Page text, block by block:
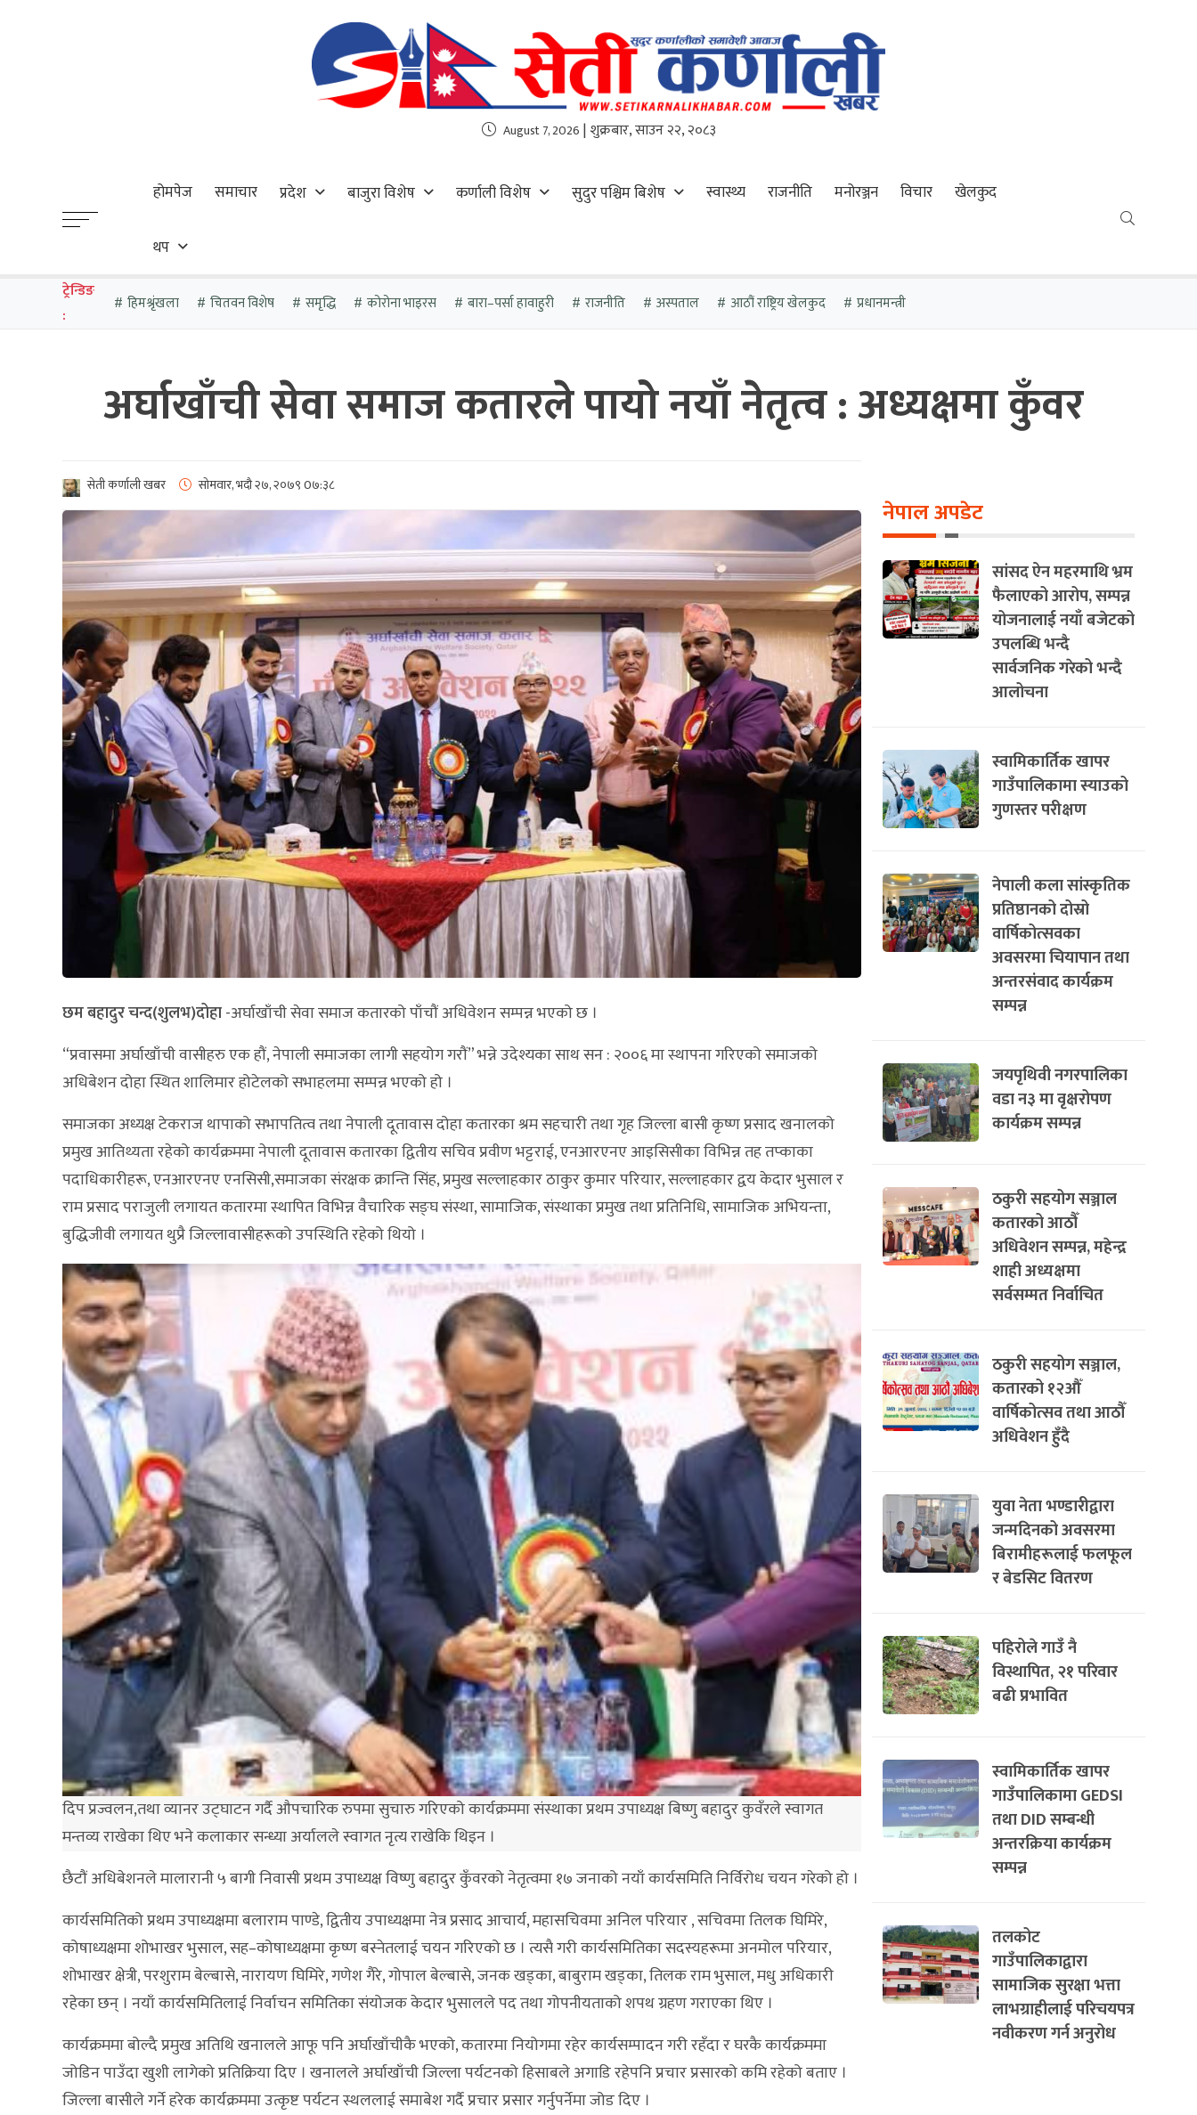
August 7, 2026 | शुक्रबार, साउन २२, २०८३
होमपेज समाचार प्रदेश बाजुरा विशेष कर्णाली विशेष सुदुर पश्चिम बिशेष स्वास्थ्य राजनीति मनोरञ्जन विचार खेलकुद
थप
ट्रेन्डिङ
:
हिमश्रृंखला चितवन विशेष समृद्धि कोरोना भाइरस बारा–पर्सा हावाहुरी राजनीति अस्पताल आठौं राष्ट्रिय खेलकुद प्रधानमन्त्री
अर्घाखाँची सेवा समाज कतारले पायो नयाँ नेतृत्व : अध्यक्षमा कुँवर
सेती कर्णाली खबर सोमवार, भदौ २७, २०७९0७:३८
छम बहादुर चन्द(शुलभ)दोहा-अर्घाखाँची सेवा समाज कतारको पाँचौं अधिवेशन सम्पन्न भएको छ ।
“प्रवासमा अर्घाखाँची वासीहरु एक हौं, नेपाली समाजका लागी सहयोग गरौं” भन्ने उदेश्यका साथ सन : २००६ मा स्थापना गरिएको समाजको
अधिबेशन दोहा स्थित शालिमार होटेलको सभाहलमा सम्पन्न भएको हो ।
समाजका अध्यक्ष टेकराज थापाको सभापतित्व तथा नेपाली दूतावास दोहा कतारका श्रम सहचारी तथा गृह जिल्ला बासी कृष्ण प्रसाद खनालको
प्रमुख आतिथ्यता रहेको कार्यक्रममा नेपाली दूतावास कतारका द्वितीय सचिव प्रवीण भट्टराई, एनआरएनए आइसिसीका विभिन्न तह तप्काका
पदाधिकारीहरू, एनआरएनए एनसिसी,समाजका संरक्षक क्रान्ति सिंह, प्रमुख सल्लाहकार ठाकुर कुमार परियार, सल्लाहकार द्वय केदार भुसाल र
राम प्रसाद पराजुली लगायत कतारमा स्थापित विभिन्न वैचारिक सङ्घ संस्था, सामाजिक, संस्थाका प्रमुख तथा प्रतिनिधि, सामाजिक अभियन्ता,
बुद्धिजीवी लगायत थुप्रै जिल्लावासीहरूको उपस्थिति रहेको थियो ।
दिप प्रज्वलन,तथा व्यानर उट्घाटन गर्दै औपचारिक रुपमा सुचारु गरिएको कार्यक्रममा संस्थाका प्रथम उपाध्यक्ष बिष्णु बहादुर कुवँरले स्वागत
मन्तव्य राखेका थिए भने कलाकार सन्ध्या अर्यालले स्वागत नृत्य राखेकि थिइन ।
छैटौं अधिबेशनले मालारानी ५ बागी निवासी प्रथम उपाध्यक्ष विष्णु बहादुर कुँवरको नेतृत्वमा १७ जनाको नयाँ कार्यसमिति निर्विरोध चयन गरेको हो ।
कार्यसमितिको प्रथम उपाध्यक्षमा बलाराम पाण्डे, द्वितीय उपाध्यक्षमा नेत्र प्रसाद आचार्य, महासचिवमा अनिल परियार , सचिवमा तिलक घिमिरे,
कोषाध्यक्षमा शोभाखर भुसाल, सह–कोषाध्यक्षमा कृष्ण बस्नेतलाई चयन गरिएको छ । त्यसै गरी कार्यसमितिका सदस्यहरूमा अनमोल परियार,
शोभाखर क्षेत्री, परशुराम बेल्बासे, नारायण घिमिरे, गणेश गैरे, गोपाल बेल्बासे, जनक खड्का, बाबुराम खड्का, तिलक राम भुसाल, मधु अधिकारी
रहेका छन् । नयाँ कार्यसमितिलाई निर्वाचन समितिका संयोजक केदार भुसालले पद तथा गोपनीयताको शपथ ग्रहण गराएका थिए ।
कार्यक्रममा बोल्दै प्रमुख अतिथि खनालले आफू पनि अर्घाखाँचीकै भएको, कतारमा नियोगमा रहेर कार्यसम्पादन गरी रहँदा र घरकै कार्यक्रममा
जोडिन पाउँदा खुशी लागेको प्रतिक्रिया दिए । खनालले अर्घाखाँची जिल्ला पर्यटनको हिसाबले अगाडि रहेपनि प्रचार प्रसारको कमि रहेको बताए ।
जिल्ला बासीले गर्ने हरेक कार्यक्रममा उत्कृष्ट पर्यटन स्थललाई समाबेश गर्दै प्रचार प्रसार गर्नुपर्नेमा जोड दिए ।
नेपाल अपडेट
सांसद ऐन महरमाथि भ्रम
फैलाएको आरोप, सम्पन्न
योजनालाई नयाँ बजेटको
उपलब्धि भन्दै
सार्वजनिक गरेको भन्दै
आलोचना
स्वामिकार्तिक खापर
गाउँपालिकामा स्याउको
गुणस्तर परीक्षण
नेपाली कला सांस्कृतिक
प्रतिष्ठानको दोस्रो
वार्षिकोत्सवका
अवसरमा चियापान तथा
अन्तरसंवाद कार्यक्रम
सम्पन्न
जयपृथिवी नगरपालिका
वडा न३ मा वृक्षरोपण
कार्यक्रम सम्पन्न
ठकुरी सहयोग सञ्जाल
कतारको आठौँ
अधिवेशन सम्पन्न, महेन्द्र
शाही अध्यक्षमा
सर्वसम्मत निर्वाचित
ठकुरी सहयोग सञ्जाल,
कतारको १२औँ
वार्षिकोत्सव तथा आठौँ
अधिवेशन हुँदै
युवा नेता भण्डारीद्वारा
जन्मदिनको अवसरमा
बिरामीहरूलाई फलफूल
र बेडसिट वितरण
पहिरोले गाउँ नै
विस्थापित, २१ परिवार
बढी प्रभावित
स्वामिकार्तिक खापर
गाउँपालिकामा GEDSI
तथा DID सम्बन्धी
अन्तरक्रिया कार्यक्रम
सम्पन्न
तलकोट
गाउँपालिकाद्वारा
सामाजिक सुरक्षा भत्ता
लाभग्राहीलाई परिचयपत्र
नवीकरण गर्न अनुरोध